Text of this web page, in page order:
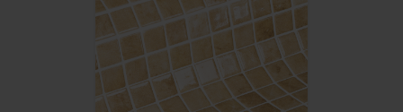
Partnerzy mogą połączyć te informacje z innymi danymi
otrzymanymi od Ciebie lub uzyskanymi podczas
korzystania z ich usług.